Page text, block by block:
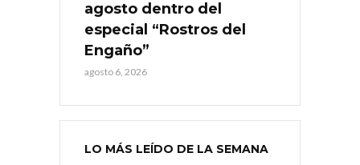
agosto dentro del
especial “Rostros del
Engaño”
agosto 6, 2026
LO MÁS LEÍDO DE LA SEMANA